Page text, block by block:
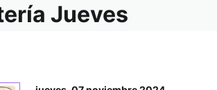
Jueves